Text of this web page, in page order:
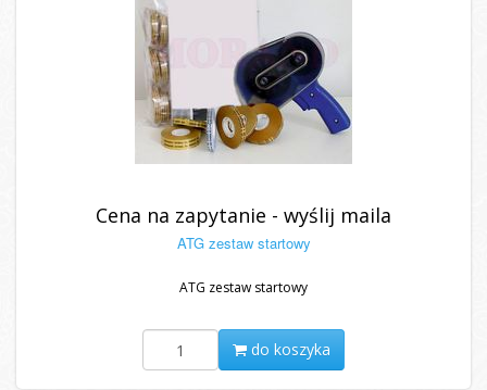
Cena na zapytanie - wyślij maila
ATG zestaw startowy
ATG zestaw startowy
do koszyka